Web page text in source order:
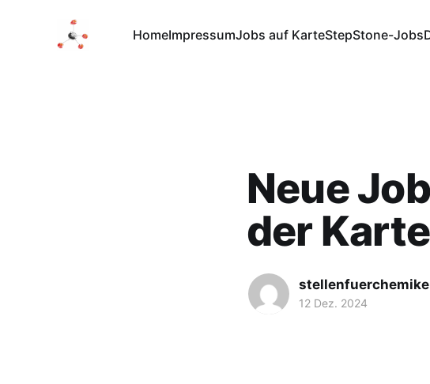
HomeImpressumJobs auf KarteStepStone-Jobs
Neue
der
12 Dez. 2024